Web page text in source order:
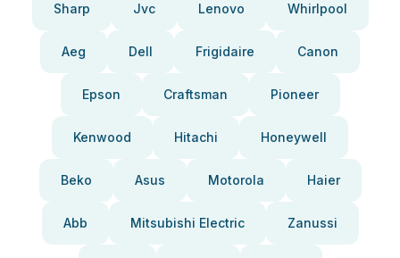
Sharp Jvc Lenovo Whirlpool
Aeg Dell Frigidaire Canon
Epson Craftsman Pioneer
Kenwood Hitachi Honeywell
Beko Asus Motorola Haier
Abb Mitsubishi Electric Zanussi